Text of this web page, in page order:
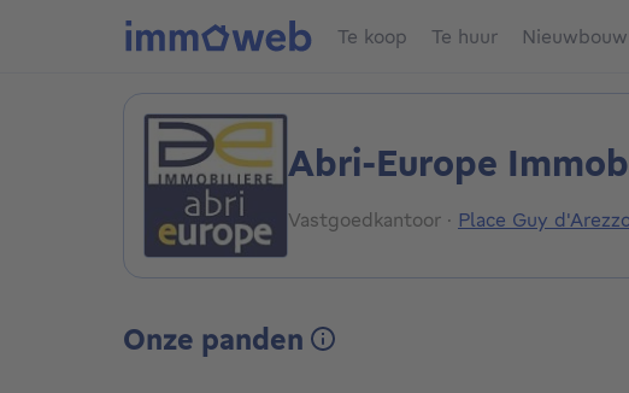
Te koop Te huur Nieuwbouw
Abri-Europe
Vastgoedkantoor · Place Guy
Onze panden